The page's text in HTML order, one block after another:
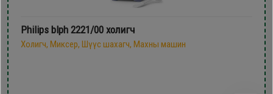
Philips blph 2221/00 холигч
Холигч, Миксер, Шүүс шахагч, Махны машин